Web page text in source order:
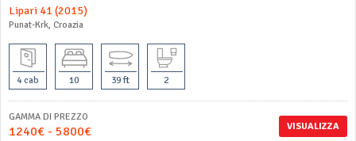
Lipari 41 (2015)
Punat-Krk, Croazia
4 cab 10 39 ft 2
VISUALIZZA
GAMMA DI PREZZO
1240€ - 5800€